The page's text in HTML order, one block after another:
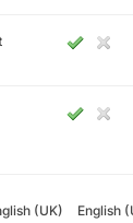
(UK) English